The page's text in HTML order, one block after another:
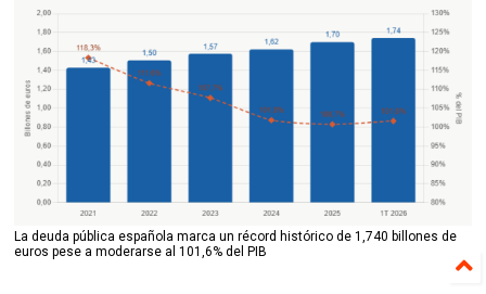
La deuda pública española marca un récord histórico de 1,740 billones de
euros pese a moderarse al 101,6% del PIB